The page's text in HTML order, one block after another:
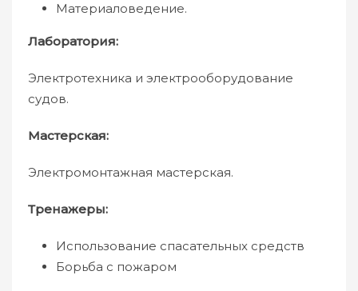
Материаловедение.
Лаборатория:
Электротехника и электрооборудование
судов.
Мастерская:
Электромонтажная мастерская.
Тренажеры:
Использование спасательных средств
Борьба с пожаром